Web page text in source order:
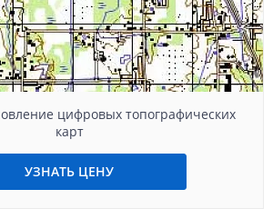
цифровых топографических
карт
УЗНАТЬ ЦЕНУ